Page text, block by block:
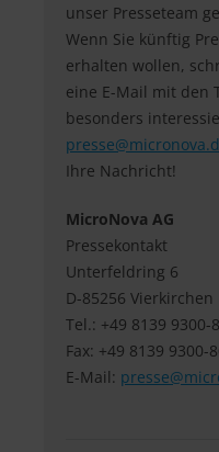
unser Presseteam
Wenn Sie künftig
erhalten wollen,
eine E-Mail mit den
besonders
presse@
Ihre Nachricht!
MicroNova AG
Pressekontakt
Unterfeldring 6
D-85256 Vierkirchen
Tel.: +49 8139 9300-
Fax: +49 8139 9300-
E-Mail: presse@